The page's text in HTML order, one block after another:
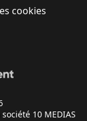
cookies
10 MEDIAS